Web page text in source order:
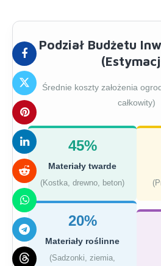
Podział Budżetu
Średnie koszty założenia
całkowity)
45%
Materiały twarde
(Kostka, drewno, beton)
20%
Materiały roślinne
(Sadzonki, ziemia,